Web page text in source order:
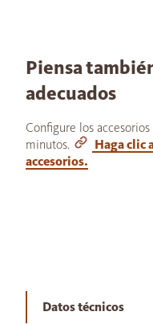
Piensa
adecuados
Configure los
minutos.
Haga clic
accesorios.
Datos técnicos